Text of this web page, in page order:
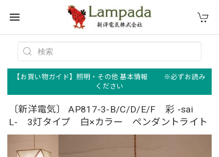
【お買い物ガイド】照明・その他 基本情報 ※必ずお読み
ください
〔新洋電気〕 AP817-3-B/C/D/E/F 彩 -sai
L- 3灯タイプ 白×カラー ペンダントライト